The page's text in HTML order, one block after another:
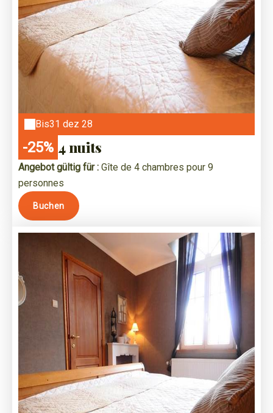
Bis31 dez 28
-25% 4 nuits
Angebot gültig für : Gîte de 4 chambres pour 9
personnes
Buchen